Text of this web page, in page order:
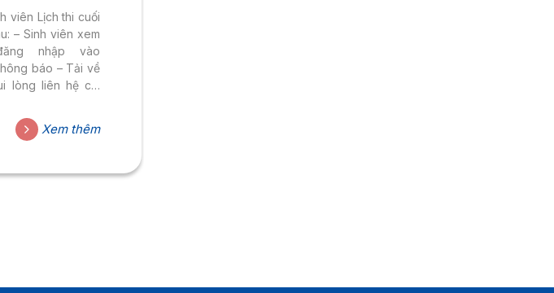
viên Lịch thi cuối
– Sinh viên xem
nhập vào
báo – Tải về
lòng liên hệ chị
Nội
16.2A hệ tín chỉ.
online (dành cho
Xem thêm